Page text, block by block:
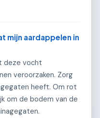
mijn aardappelen in
deze vocht
veroorzaken. Zorg
heeft. Om rot
om de bodem van de